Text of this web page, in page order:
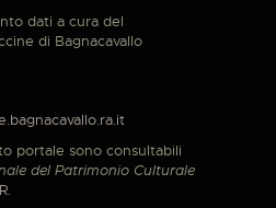
dati a cura del
di Bagnacavallo
portale sono consultabili
del Patrimonio Culturale
.